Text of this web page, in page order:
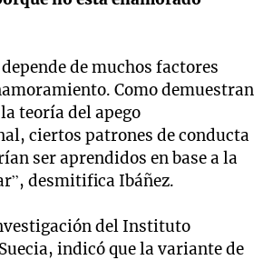
de muchos factores
Como demuestran
teoría del apego
ciertos patrones de conducta
ser aprendidos en base a la
desmitifica Ibáñez.
del Instituto
indicó que la variante de